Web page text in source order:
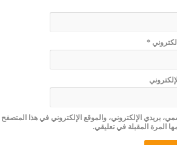
*
بريدي الإلكتروني، والموقع الإلكتروني في هذا المتصفح
المرة المقبلة في تعليقي.